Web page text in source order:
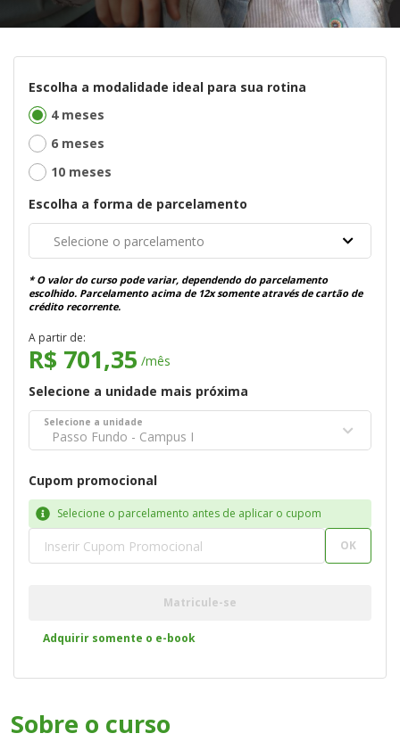
Sobre o curso
Escolha a modalidade ideal para sua rotina
4 meses
6 meses
10 meses
Escolha a forma de parcelamento
Selecione o parcelamento
* O valor do curso pode variar, dependendo do parcelamento
escolhido. Parcelamento acima de 12x somente através de cartão de
crédito recorrente.
A partir de:
R$ 701,35 /mês
Selecione a unidade mais próxima
Selecione a unidade
Passo Fundo - Campus I
Cupom promocional
Selecione o parcelamento antes de aplicar o cupom
OK
Matricule-se
Adquirir somente o e-book